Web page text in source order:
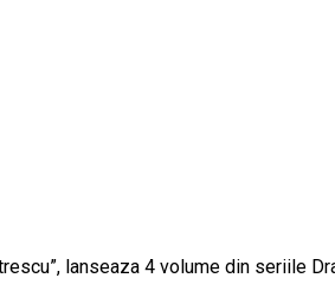
lanseaza 4 volume din